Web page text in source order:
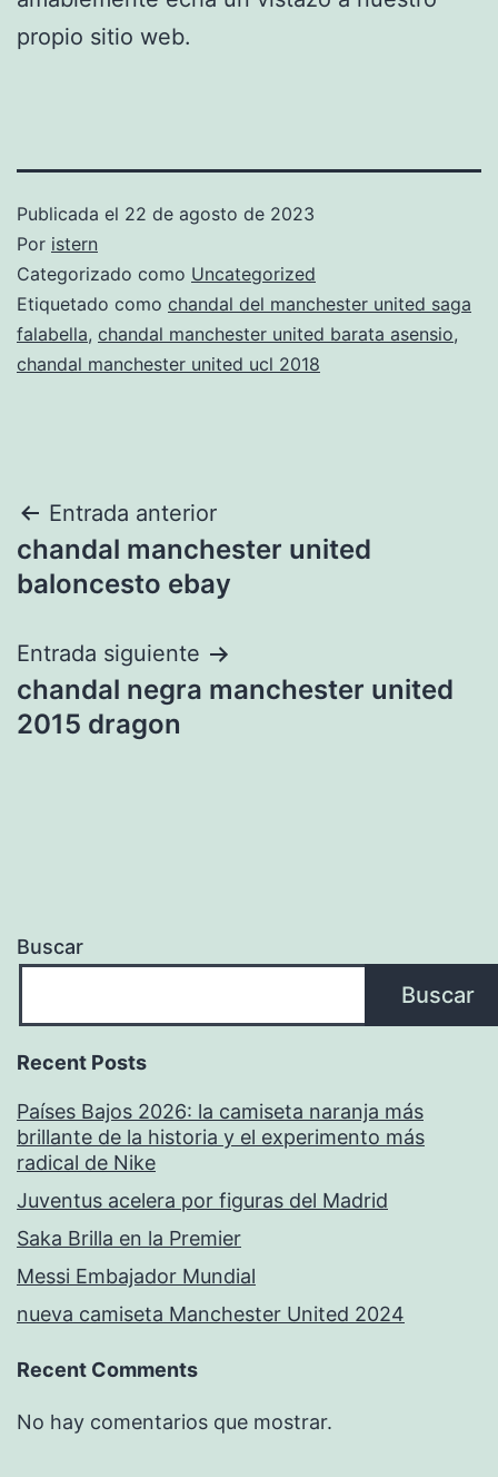
propio sitio web.
Publicada el 22 de agosto de 2023
Por istern
Categorizado como Uncategorized
Etiquetado como chandal del manchester united saga
falabella, chandal manchester united barata asensio,
chandal manchester united ucl 2018
Navegación
de
Entrada anterior
chandal manchester united
baloncesto ebay
Entrada siguiente
chandal negra manchester united
2015 dragon
Buscar
Buscar
Recent Posts
Países Bajos 2026: la camiseta naranja más
brillante de la historia y el experimento más
radical de Nike
Juventus acelera por figuras del Madrid
Saka Brilla en la Premier
Messi Embajador Mundial
nueva camiseta Manchester United 2024
Recent Comments
No hay comentarios que mostrar.